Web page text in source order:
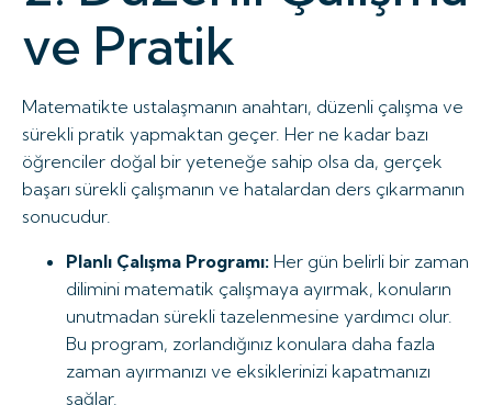
ve Pratik
Matematikte ustalaşmanın anahtarı, düzenli çalışma ve
sürekli pratik yapmaktan geçer. Her ne kadar bazı
öğrenciler doğal bir yeteneğe sahip olsa da, gerçek
başarı sürekli çalışmanın ve hatalardan ders çıkarmanın
sonucudur.
Planlı Çalışma Programı: Her gün belirli bir zaman
dilimini matematik çalışmaya ayırmak, konuların
unutmadan sürekli tazelenmesine yardımcı olur.
Bu program, zorlandığınız konulara daha fazla
zaman ayırmanızı ve eksiklerinizi kapatmanızı
sağlar.